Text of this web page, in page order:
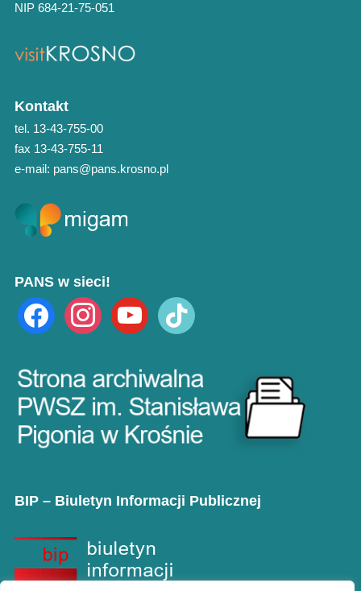
NIP 684-21-75-051
Kontakt
tel. 13-43-755-00
fax 13-43-755-11
e-mail: pans@pans.krosno.pl
PANS w sieci!
facebook instagramyoutube tiktok
BIP – Biuletyn Informacji Publicznej